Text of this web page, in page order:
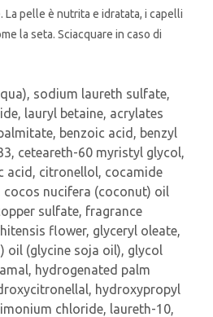
pelle è nutrita e idratata, i capelli
la seta. Sciacquare in caso di
sodium laureth sulfate,
lauryl betaine, acrylates
benzoic acid, benzyl
ceteareth-60 myristyl glycol,
acid, citronellol, cocamide
cocos nucifera (coconut) oil
sulfate, fragrance
flower, glyceryl oleate,
oil (glycine soja oil), glycol
hydrogenated palm
hydroxypropyl
chloride, laureth-10,